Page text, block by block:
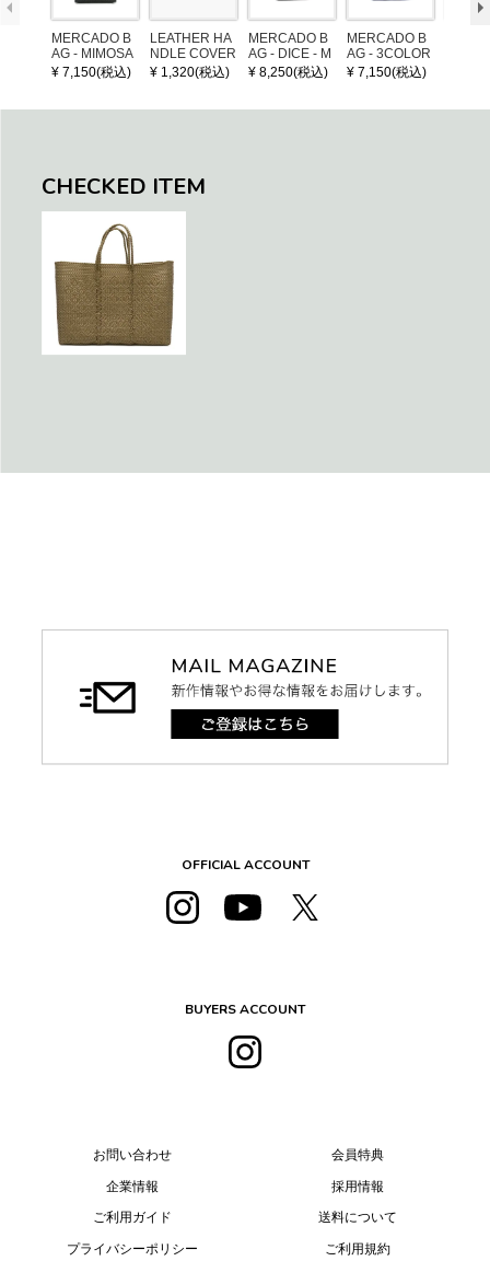
MERCADO B
AG - MIMOSA
- Black / Crea
m (SHORT X
¥ 7,150(税込)
LEATHER HA
NDLE COVER
¥ 1,320(税込)
MERCADO B
AG - DICE - M
OSAIC - Black
/ Cream / Meta
¥ 8,250(税込)
MERCADO B
AG - 3COLOR
S CHECK - Bl
ack / Dark Gre
¥ 7,150(税込)
CHECKED ITEM
OFFICIAL ACCOUNT
BUYERS ACCOUNT
お問い合わせ
企業情報
ご利用ガイド
プライバシーポリシー
会員特典
採用情報
送料について
ご利用規約